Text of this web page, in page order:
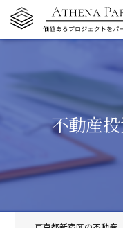
不動産